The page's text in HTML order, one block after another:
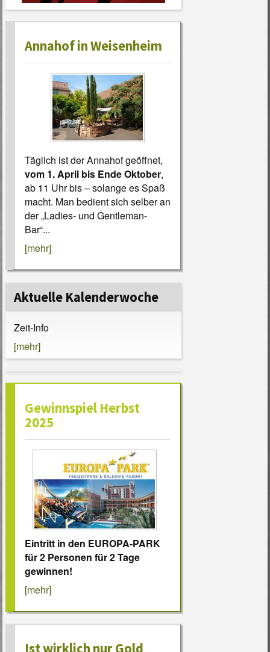
Annahof in Weisenheim
Täglich ist der Annahof geöffnet,
vom 1. April bis Ende Oktober,
ab 11 Uhr bis – solange es Spaß
macht. Man bedient sich selber an
der „Ladies- und Gentleman-
Bar“...
[mehr]
Aktuelle Kalenderwoche
Zeit-Info
[mehr]
Gewinnspiel Herbst
2025
Eintritt in den EUROPA-PARK
für 2 Personen für 2 Tage
gewinnen!
[mehr]
Ist wirklich nur Gold